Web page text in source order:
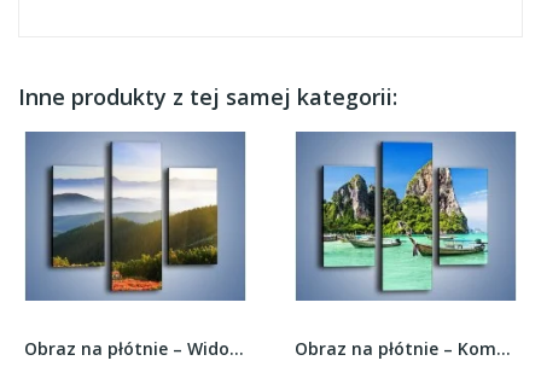
Inne produkty z tej samej kategorii:
Obraz na płótnie – Widok na górskie doliny –... Obraz na płótnie – Komplet łódek na morzu –...